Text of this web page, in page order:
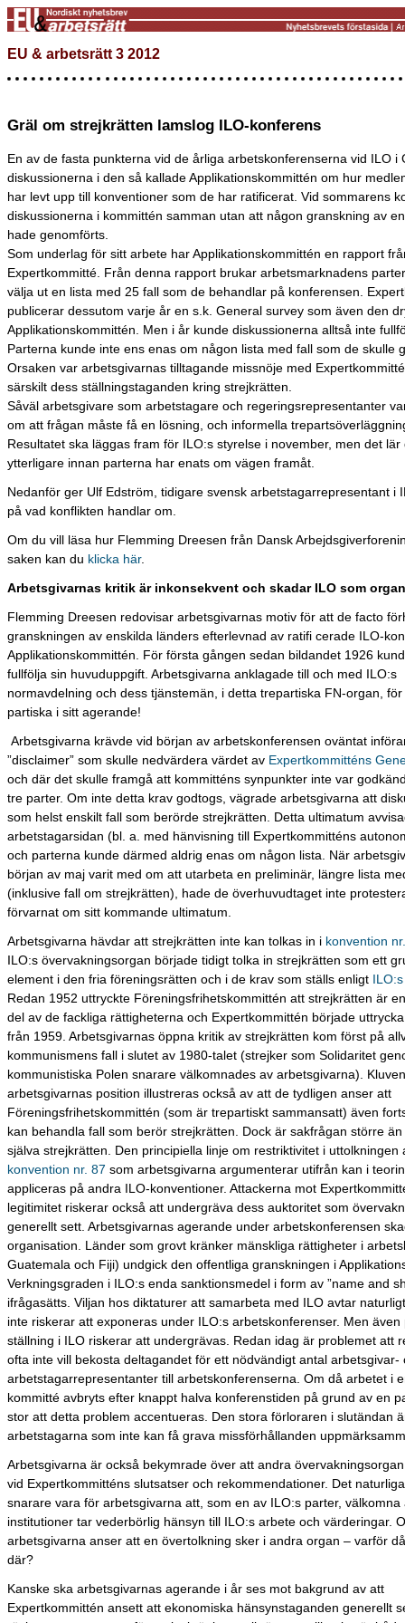
EU & arbetsrätt 3 2012
Gräl om strejkrätten lamslog ILO-konferens
En av de fasta punkterna vid de årliga arbetskonferenserna vid ILO i
diskussionerna i den så kallade Applikationskommittén om hur
har levt upp till konventioner som de har ratificerat. Vid sommarens
diskussionerna i kommittén samman utan att någon granskning av
hade genomförts.
Som underlag för sitt arbete har Applikationskommittén en rapport
Expertkommitté. Från denna rapport brukar arbetsmarknadens
välja ut en lista med 25 fall som de behandlar på konferensen.
publicerar dessutom varje år en s.k. General survey som även den
Applikationskommittén. Men i år kunde diskussionerna alltså inte
Parterna kunde inte ens enas om någon lista med fall som de skulle
Orsaken var arbetsgivarnas tilltagande missnöje med
särskilt dess ställningstaganden kring strejkrätten.
Såväl arbetsgivare som arbetstagare och regeringsrepresentanter
om att frågan måste få en lösning, och informella
Resultatet ska läggas fram för ILO:s styrelse i november, men det lär
ytterligare innan parterna har enats om vägen framåt.
Nedanför ger Ulf Edström, tidigare svensk arbetstagarrepresentant i
på vad konflikten handlar om.
Om du vill läsa hur Flemming Dreesen från Dansk
saken kan du klicka här.
Arbetsgivarnas kritik är inkonsekvent och skadar ILO som
Flemming Dreesen redovisar arbetsgivarnas motiv för att de facto
granskningen av enskilda länders efterlevnad av ratifi cerade ILO-
Applikationskommittén. För första gången sedan bildandet 1926
fullfölja sin huvuduppgift. Arbetsgivarna anklagade till och med ILO:s
normavdelning och dess tjänstemän, i detta trepartiska FN-organ,
partiska i sitt agerande!
Arbetsgivarna krävde vid början av arbetskonferensen oväntat
”disclaimer” som skulle nedvärdera värdet av Expertkommitténs
och där det skulle framgå att kommitténs synpunkter inte var
tre parter. Om inte detta krav godtogs, vägrade arbetsgivarna att
som helst enskilt fall som berörde strejkrätten. Detta ultimatum
arbetstagarsidan (bl. a. med hänvisning till Expertkommitténs
och parterna kunde därmed aldrig enas om någon lista. När
början av maj varit med om att utarbeta en preliminär, längre lista
(inklusive fall om strejkrätten), hade de överhuvudtaget inte
förvarnat om sitt kommande ultimatum.
Arbetsgivarna hävdar att strejkrätten inte kan tolkas in i konvention
ILO:s övervakningsorgan började tidigt tolka in strejkrätten som ett
element i den fria föreningsrätten och i de krav som ställs enligt
Redan 1952 uttryckte Föreningsfrihetskommittén att strejkrätten är
del av de fackliga rättigheterna och Expertkommittén började
från 1959. Arbetsgivarnas öppna kritik av strejkrätten kom först på
kommunismens fall i slutet av 1980-talet (strejker som Solidaritet
kommunistiska Polen snarare välkomnades av arbetsgivarna).
arbetsgivarnas position illustreras också av att de tydligen anser att
Föreningsfrihetskommittén (som är trepartiskt sammansatt) även
kan behandla fall som berör strejkrätten. Dock är sakfrågan större
själva strejkrätten. Den principiella linje om restriktivitet i uttolkningen
konvention nr. 87 som arbetsgivarna argumenterar utifrån kan i
appliceras på andra ILO-konventioner. Attackerna mot
legitimitet riskerar också att undergräva dess auktoritet som
generellt sett. Arbetsgivarnas agerande under arbetskonferensen
organisation. Länder som grovt kränker mänskliga rättigheter i
Guatemala och Fiji) undgick den offentliga granskningen i
Verkningsgraden i ILO:s enda sanktionsmedel i form av ”name and
ifrågasätts. Viljan hos diktaturer att samarbeta med ILO avtar
inte riskerar att exponeras under ILO:s arbetskonferenser. Men även
ställning i ILO riskerar att undergrävas. Redan idag är problemet att
ofta inte vill bekosta deltagandet för ett nödvändigt antal arbetsgivar-
arbetstagarrepresentanter till arbetskonferenserna. Om då arbetet i
kommitté avbryts efter knappt halva konferenstiden på grund av en
stor att detta problem accentueras. Den stora förloraren i slutändan
arbetstagarna som inte kan få grava missförhållanden
Arbetsgivarna är också bekymrade över att andra
vid Expertkommitténs slutsatser och rekommendationer. Det
snarare vara för arbetsgivarna att, som en av ILO:s parter, välkomna
institutioner tar vederbörlig hänsyn till ILO:s arbete och värderingar.
arbetsgivarna anser att en övertolkning sker i andra organ – varför
där?
Kanske ska arbetsgivarnas agerande i år ses mot bakgrund av att
Expertkommittén ansett att ekonomiska hänsynstaganden generellt